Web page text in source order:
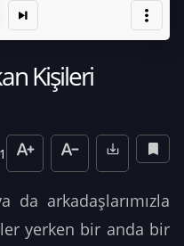
Kişileri
da arkadaşlarımızla
yerken bir anda bir